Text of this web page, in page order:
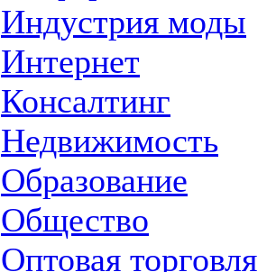
Индустрия моды
Интернет
Консалтинг
Недвижимость
Образование
Общество
Оптовая торговля